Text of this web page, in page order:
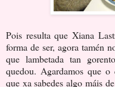
Pois resulta que Xiana
forma de ser, agora tamén
que lambetada tan
quedou. Agardamos que o
que xa sabedes algo máis